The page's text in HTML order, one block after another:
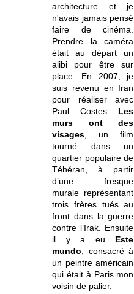
architecture et je
n'avais jamais pensé
faire de cinéma.
Prendre la caméra
était au départ un
alibi pour être sur
place. En 2007, je
suis revenu en Iran
pour réaliser avec
Paul Costes Les
murs ont des
visages , un film
tourné dans un
quartier populaire de
Téhéran, à partir
d’une fresque
murale représentant
trois frères tués au
front dans la guerre
contre l’Irak. Ensuite
il y a eu Este
mundo , consacré à
un peintre américain
qui était à Paris mon
voisin de palier.